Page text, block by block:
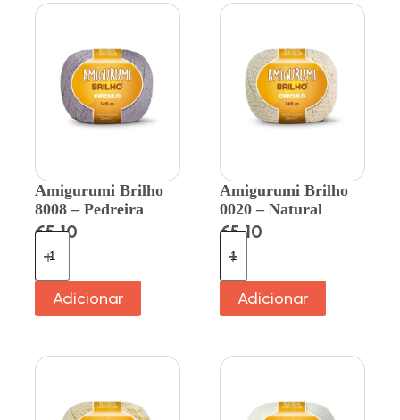
Amigurumi Brilho
8008 – Pedreira
€5.10
Adicionar
Amigurumi Brilho
0020 – Natural
€5.10
Adicionar